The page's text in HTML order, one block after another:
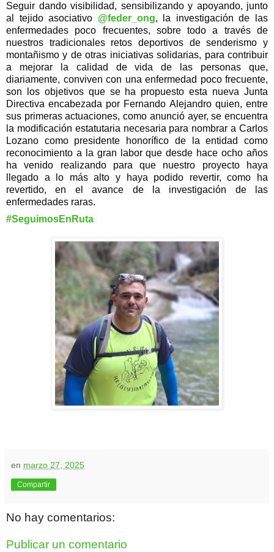
Seguir dando visibilidad, sensibilizando y apoyando, junto
al tejido asociativo @feder_ong, la investigación de las
enfermedades poco frecuentes, sobre todo a través de
nuestros tradicionales retos deportivos de senderismo y
montañismo y de otras iniciativas solidarias, para contribuir
a mejorar la calidad de vida de las personas que,
diariamente, conviven con una enfermedad poco frecuente,
son los objetivos que se ha propuesto esta nueva Junta
Directiva encabezada por Fernando Alejandro quien, entre
sus primeras actuaciones, como anunció ayer, se encuentra
la modificación estatutaria necesaria para nombrar a Carlos
Lozano como presidente honorífico de la entidad como
reconocimiento a la gran labor que desde hace ocho años
ha venido realizando para que nuestro proyecto haya
llegado a lo más alto y haya podido revertir, como ha
revertido, en el avance de la investigación de las
enfermedades raras.
#SeguimosEnRuta
en marzo 27, 2025
Compartir
No hay comentarios:
Publicar un comentario